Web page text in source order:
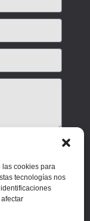
cookies para
tecnologías nos
Enviar